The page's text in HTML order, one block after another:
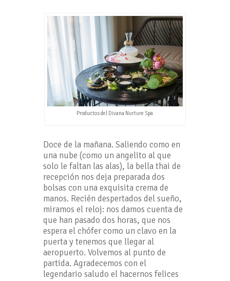
Productos del Divana Nurture Spa
Doce de la mañana. Saliendo como en
una nube (como un angelito al que
solo le faltan las alas), la bella thai de
recepción nos deja preparada dos
bolsas con una exquisita crema de
manos. Recién despertados del sueño,
miramos el reloj: nos damos cuenta de
que han pasado dos horas, que nos
espera el chófer como un clavo en la
puerta y tenemos que llegar al
aeropuerto. Volvemos al punto de
partida. Agradecemos con el
legendario saludo el hacernos felices